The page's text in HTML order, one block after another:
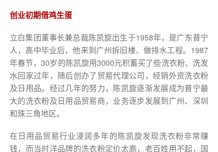
创业初期借鸡生蛋
立白集团董事长兼总裁陈凯旋出生于1958年，是广东普宁
人，高中毕业后，他来到广州拆旧楼、做排水工程。1987
年春节，30岁的陈凯旋用3000元积蓄买了些洗衣粉、洗发
水回家过年，随后创办了贸易代理公司，经销外资洗衣粉
及日用品。经过几年的努力，陈凯旋逐渐发展成为普宁最
大的洗衣粉及日用品贸易商，业务逐步发展到广州、深圳
和珠三角地区。
在日用品贸易行业浸润多年的陈凯旋发现洗衣粉非常赚
钱，而当时洋品牌的洗衣粉定价太高，老百姓用不起，国